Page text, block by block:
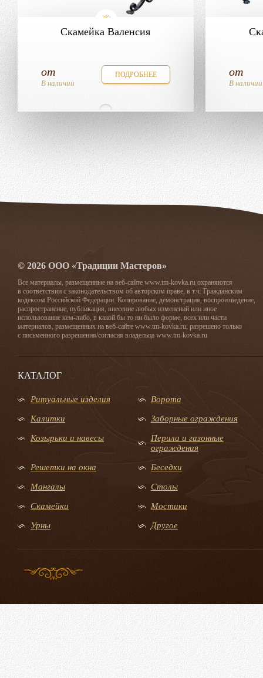
Скамейка Валенсия
от
В наличии
ПОДРОБНЕЕ от
В наличии
© 2026 ООО «Традиции Мастеров»
Все материалы, размещенные на веб-сайте www.tm-kovka.ru охраняются
в соответствии с законодательством об авторском праве, в т.ч. Гражданским
кодексом Российской Федерации. Копирование, демонстрация, воспроизведение,
распространение, публикация, внесение любых изменений или иное
использование кем-либо, в какой бы то ни было форме, всех или части
материалов, размещенных на веб-сайте www.tm-kovka.ru, разрешено только
с письменного разрешения/согласия владельца www.tm-kovka.ru
КАТАЛОГ
Ритуальные изделия Ворота
Калитки Заборные ограждения
Козырьки и навесы
Перила и газонные
ограждения
Решетки на окна Беседки
Мангалы Столы
Скамейки Мостики
Урны Другое